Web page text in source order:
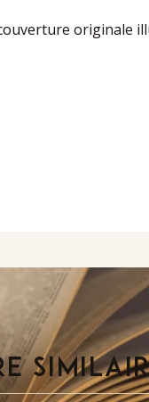
originale